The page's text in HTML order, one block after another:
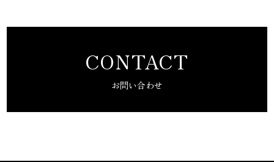
CONTACT
お問い合わせ